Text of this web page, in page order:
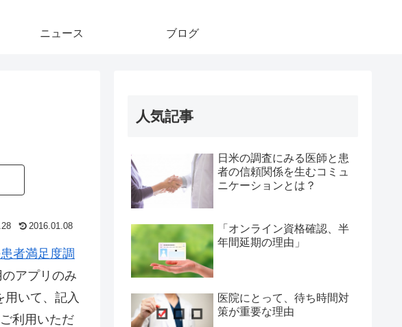
ニュース ブログ
2016.01.08
者満足度調
アプリのみ
いて、記入
利用いただ
人気記事
日米の調査にみる医師と患
者の信頼関係を生むコミュ
ニケーションとは？
「オンライン資格確認、半
年間延期の理由」
医院にとって、待ち時間対
策が重要な理由